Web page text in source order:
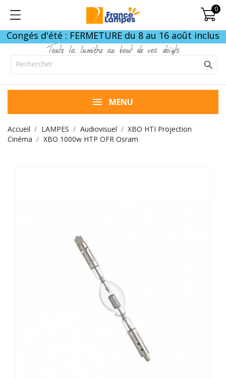
0
Congés d'été : FERMETURE du 8 au 16 août inclus
Toute la lumière au bout de vos doigts
MENU
Accueil LAMPES Audiovisuel
XBO HTI Projection
Cinéma
XBO 1000w HTP OFR Osram